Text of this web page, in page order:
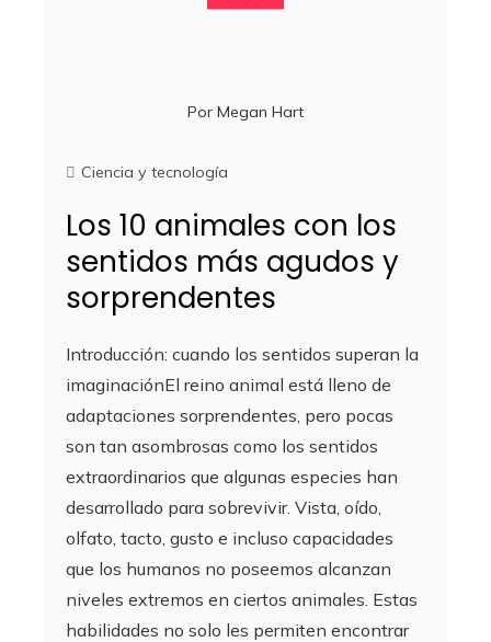
Por Megan Hart
Ciencia y tecnología
Los 10 animales con los
sentidos más agudos y
sorprendentes
Introducción: cuando los sentidos superan la
imaginaciónEl reino animal está lleno de
adaptaciones sorprendentes, pero pocas
son tan asombrosas como los sentidos
extraordinarios que algunas especies han
desarrollado para sobrevivir. Vista, oído,
olfato, tacto, gusto e incluso capacidades
que los humanos no poseemos alcanzan
niveles extremos en ciertos animales. Estas
habilidades no solo les permiten encontrar